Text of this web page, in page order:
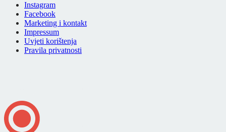
Instagram
Facebook
Marketing i kontakt
Impressum
Uvjeti korištenja
Pravila privatnosti